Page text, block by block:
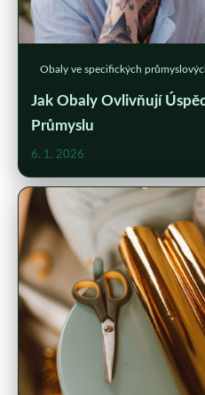
Obaly ve specifických
Jak Obaly Ovlivňují
Průmyslu
6. 1. 2026